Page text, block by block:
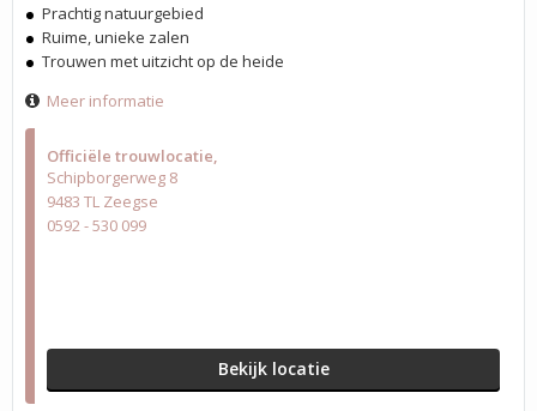
Officiële trouwlocatie
Schipborgerweg 8
9483 TL Zeegse
0592 - 530 099
Bekijk locatie
Prachtig natuurgebied
Ruime, unieke zalen
Trouwen met uitzicht op de heide
Meer informatie